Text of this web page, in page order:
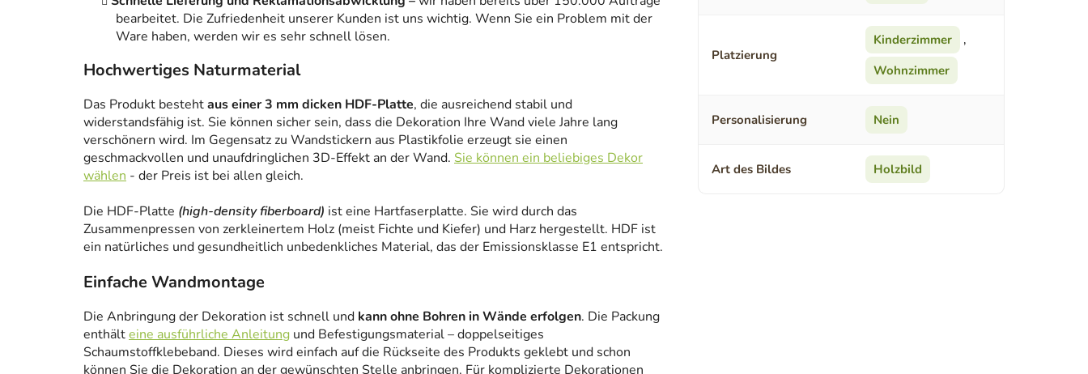
bearbeitet. Die Zufriedenheit unserer Kunden ist uns wichtig. Wenn Sie ein Problem mit der
Ware haben, werden wir es sehr schnell lösen.
Hochwertiges Naturmaterial
Das Produkt bestehtaus einer 3 mm dicken HDF-Platte, die ausreichend stabil und
widerstandsfähig ist. Sie können sicher sein, dass die Dekoration Ihre Wand viele Jahre lang
verschönern wird. Im Gegensatz zu Wandstickern aus Plastikfolie erzeugt sie einen
geschmackvollen und unaufdringlichen 3D-Effekt an der Wand. Sie können ein beliebiges Dekor
wählen - der Preis ist bei allen gleich.
Die HDF-Platte (high-density fiberboard) ist eine Hartfaserplatte. Sie wird durch das
Zusammenpressen von zerkleinertem Holz (meist Fichte und Kiefer) und Harz hergestellt. HDF ist
ein natürliches und gesundheitlich unbedenkliches Material, das der Emissionsklasse E1 entspricht.
Einfache Wandmontage
Die Anbringung der Dekoration ist schnell und kann ohne Bohren in Wände erfolgen. Die Packung
enthälteine ausführliche Anleitung und Befestigungsmaterial – doppelseitiges
Schaumstoffklebeband. Dieses wird einfach auf die Rückseite des Produkts geklebt und schon
können Sie die Dekoration an der gewünschten Stelle anbringen. Für komplizierte Dekorationen
Platzierung
Kinderzimmer
,
Wohnzimmer
Personalisierung Nein
Art des Bildes Holzbild